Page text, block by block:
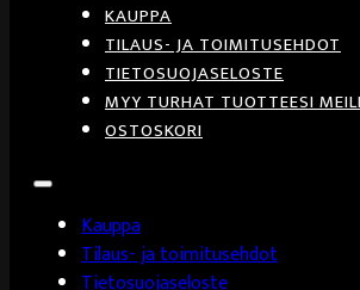
KAUPPA
TILAUS- JA TOIMITUSEHDOT
TIETOSUOJASELOSTE
MYY TURHAT TUOTTEESI
OSTOSKORI
Kauppa
Tilaus- ja toimitusehdot
Tietosuojaseloste